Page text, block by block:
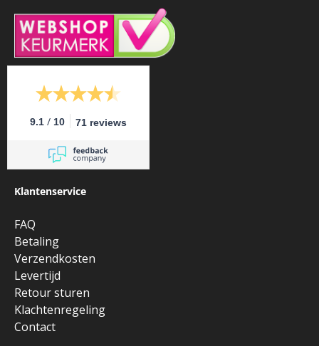
9.1 / 10 71 reviews
Klantenservice
FAQ
Betaling
Verzendkosten
Levertijd
Retour sturen
Klachtenregeling
Contact